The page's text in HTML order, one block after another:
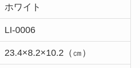
ホワイト
LI-0006
23.4×8.2×10.2（㎝）